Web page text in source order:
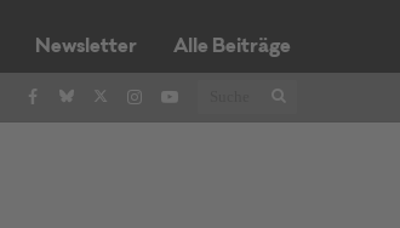
Newsletter Alle Beiträge